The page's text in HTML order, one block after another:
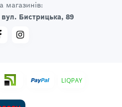
магазинів:
Бистрицька, 89